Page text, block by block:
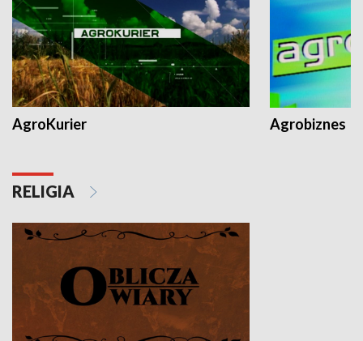
AgroKurier Agrobiznes
RELIGIA